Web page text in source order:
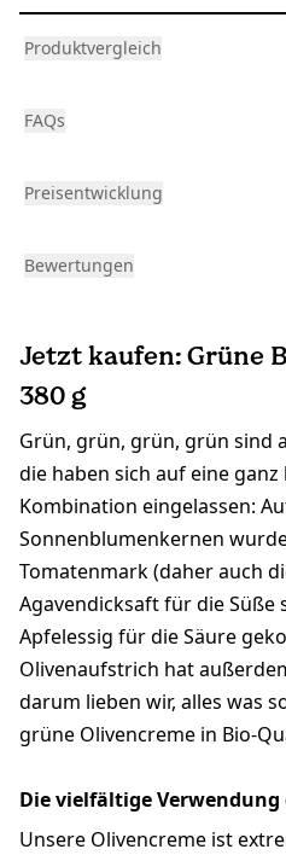
Produktvergleich
FAQs
Preisentwicklung
Bewertungen
Jetzt kaufen: Grüne
380 g
Grün, grün, grün, grün sind
die haben sich auf eine
Kombination eingelassen:
Sonnenblumenkernen
Tomatenmark (daher auch
Agavendicksaft für die
Apfelessig für die Säure
Olivenaufstrich hat
darum lieben wir, alles was
grüne Olivencreme in Bio-
Die vielfältige
Unsere Olivencreme ist